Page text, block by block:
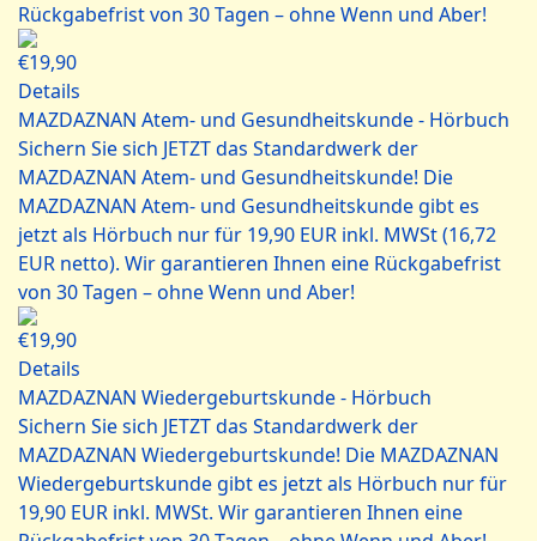
Rückgabefrist von 30 Tagen – ohne Wenn und Aber!
€19,90
Details
MAZDAZNAN Atem- und Gesundheitskunde - Hörbuch
Sichern Sie sich JETZT das Standardwerk der
MAZDAZNAN Atem- und Gesundheitskunde! Die
MAZDAZNAN Atem- und Gesundheitskunde gibt es
jetzt als Hörbuch nur für 19,90 EUR inkl. MWSt (16,72
EUR netto). Wir garantieren Ihnen eine Rückgabefrist
von 30 Tagen – ohne Wenn und Aber!
€19,90
Details
MAZDAZNAN Wiedergeburtskunde - Hörbuch
Sichern Sie sich JETZT das Standardwerk der
MAZDAZNAN Wiedergeburtskunde! Die MAZDAZNAN
Wiedergeburtskunde gibt es jetzt als Hörbuch nur für
19,90 EUR inkl. MWSt. Wir garantieren Ihnen eine